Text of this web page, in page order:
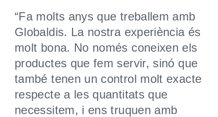
“Fa molts anys que treballem amb
Globaldis. La nostra experiència és
molt bona. No només coneixen els
productes que fem servir, sinó que
també tenen un control molt exacte
respecte a les quantitats que
necessitem, i ens truquen amb
“M’agrada treballar amb Globaldis
perquè és una empresa propera,
amb el Josep tinc molta afinitat,
ens ajudem mútuament i creem
com una xarxa de contactes. Jo se
que quan necessito alguna cosa,
ell està disposat a ajudar-me.“